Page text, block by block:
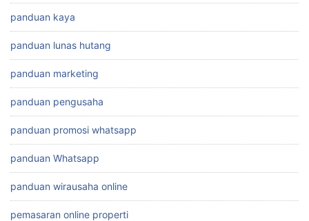
panduan kaya
panduan lunas hutang
panduan marketing
panduan pengusaha
panduan promosi whatsapp
panduan Whatsapp
panduan wirausaha online
pemasaran online properti